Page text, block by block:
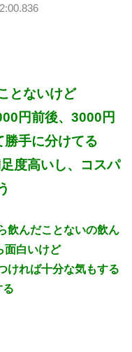
とないけど
円前後、3000円
手に分けてる
度高いし、コスパ
飲んだことないの飲ん
面白いけど
ければ十分な気もする
る